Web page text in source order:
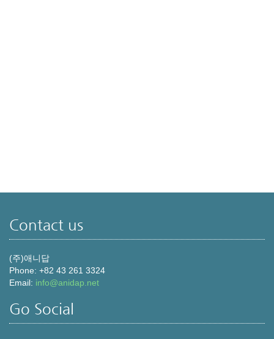
Contact us
(주)애니답
Phone: +82 43 261 3324
Email: info@anidap.net
Go Social